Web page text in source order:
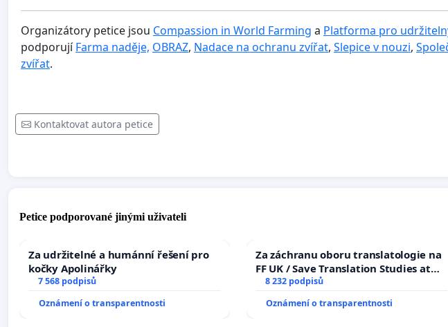
Organizátory petice jsou Compassion in World Farming a Platforma pro
podporujíFarma naděje, OBRAZ, Nadace na ochranu zvířat, Slepice v nouzi,
zvířat.
Kontaktovat autora petice
Petice podporované jinými uživateli
Za udržitelné a humánní řešení pro
kočky Apolinářky
7 568 podpisů
Oznámení o transparentnosti
Za záchranu oboru translatologie na
FF UK / Save Translation Studies at
the Faculty of Arts, Charles
8 232 podpisů
Oznámení o transparentnosti